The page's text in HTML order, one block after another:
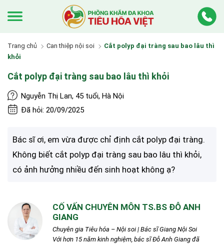
Trang chủ Can thiệp nội soi
Cắt polyp đại tràng sau bao lâu thì
khỏi
Cắt polyp đại tràng sau bao lâu thì khỏi
Nguyễn Thị Lan, 45 tuổi, Hà Nội
Đã hỏi: 20/09/2025
Bác sĩ ơi, em vừa được chỉ định cắt polyp đại tràng.
Không biết cắt polyp đại tràng sau bao lâu thì khỏi,
có ảnh hưởng nhiều đến sinh hoạt không ạ?
CỐ VẤN CHUYÊN MÔN TS.BS ĐỖ ANH
GIANG
Chuyên gia Tiêu hóa – Nội soi | Bác sĩ Giang Nội Soi
Với hơn 15 năm kinh nghiệm, bác sĩ Đỗ Anh Giang đã